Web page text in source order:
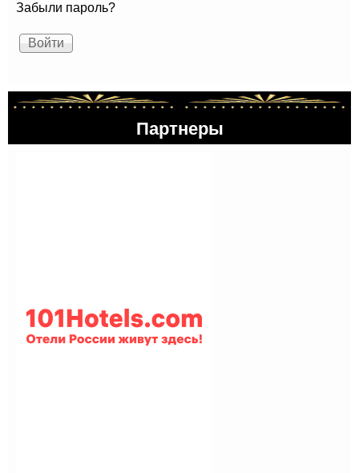
Забыли пароль?
Партнеры